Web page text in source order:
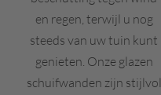
en regen, terwijl u nog
steeds van uw tuin kunt
genieten. Onze glazen
schuifwanden zijn stijlvol